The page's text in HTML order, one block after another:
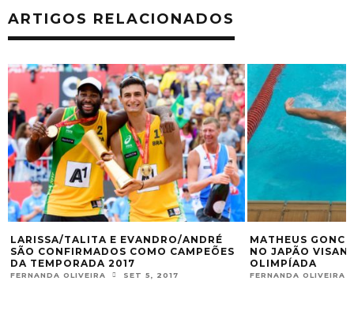
ARTIGOS RELACIONADOS
TALITA E EVANDRO/ANDRÉ
COMO CAMPEÕES
2017
OLIVEIRA SET 5, 2017
MATHEUS GONCHE FAZ
NO JAPÃO VISANDO A
OLIMPÍADA
FERNANDA OLIVEIRA OUT 31,